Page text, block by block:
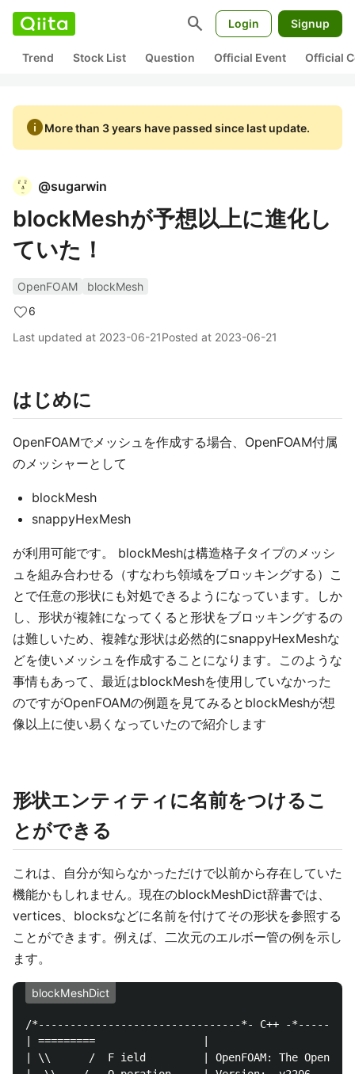
search Login Signup
Trend Stock List Question Official Event Official
infoMore than 3 years have passed since last update.
@sugarwin
blockMeshが予想以上に進化し
ていた！
OpenFOAM
blockMesh
6
Last updated at 2023-06-21Posted at 2023-06-21
はじめに
OpenFOAMでメッシュを作成する場合、OpenFOAM付属
のメッシャーとして
blockMesh
snappyHexMesh
が利用可能です。 blockMeshは構造格子タイプのメッシ
ュを組み合わせる（すなわち領域をブロッキングする）こ
とで任意の形状にも対処できるようになっています。しか
し、形状が複雑になってくると形状をブロッキングするの
は難しいため、複雑な形状は必然的にsnappyHexMeshな
どを使いメッシュを作成することになります。このような
事情もあって、最近はblockMeshを使用していなかった
のですがOpenFOAMの例題を見てみるとblockMeshが想
像以上に使い易くなっていたので紹介します
形状エンティティに名前をつけるこ
とができる
これは、自分が知らなかっただけで以前から存在していた
機能かもしれません。現在のblockMeshDict辞書では、
vertices、blocksなどに名前を付けてその形状を参照する
ことができます。例えば、二次元のエルボー管の例を示し
ます。
blockMeshDict
/*--------------------------------*- C++ -
| =========                 |
| \\      /  F ield         | OpenFOAM: The Open